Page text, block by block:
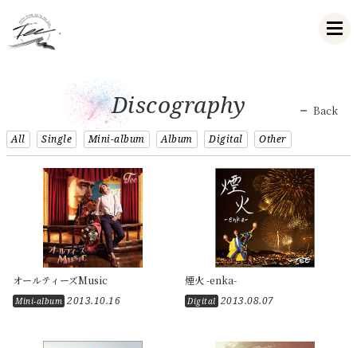
Discography Back
All Single Mini-album Album Digital Other
オールティーズMusic
Mini-album 2013.10.16
煙火 -enka-
Digital 2013.08.07